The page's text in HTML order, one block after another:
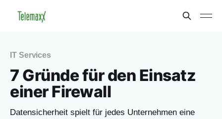
IT Services
7 Gründe für den Einsatz
einer Firewall
Datensicherheit spielt für jedes Unternehmen eine